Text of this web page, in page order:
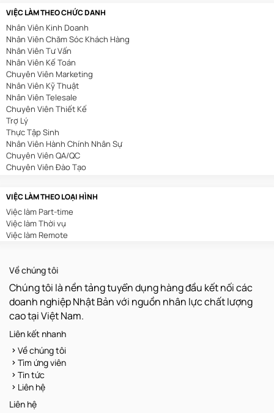
Bất Động Sản
Nhà Hàng/Khách Sạn
Cơ Khí/Ô Tô/Tự Động Hóa
Spa/Làm Đẹp
Y Tế
Mỏ/Địa Chất
An Toàn Lao Động
Biên Phiên Dịch
Viễn Thông
Tài Chính/Ngân Hàng
Du Lịch
Giáo Dục/Đào Tạo
In Ấn/Chế Bản
Kế Toán/Kiểm Toán
Kiến Trúc/Nội Thất
Sản Xuất/Lắp Ráp/Chế Biến
Nông/Lâm/Ngư Nghiệp
Luật/Pháp Chế
Kho Vận
Xây Dựng
Truyền Hình/Báo Chí
Thu Mua
Quản Lý
Hoá Sinh
Vận Hành/Bảo Trì/Bảo Dưỡng
Khoa Học/Kỹ Thuật
Dược Phẩm/Mỹ Phẩm
Sáng Tạo/Nghệ Thuật
VIỆC LÀM THEO CHỨC DANH
Nhân Viên Kinh Doanh
Nhân Viên Chăm Sóc Khách Hàng
Nhân Viên Tư Vấn
Nhân Viên Kế Toán
Chuyên Viên Marketing
Nhân Viên Kỹ Thuật
Nhân Viên Telesale
Chuyên Viên Thiết Kế
Trợ Lý
Thực Tập Sinh
Nhân Viên Hành Chính Nhân Sự
Chuyên Viên QA/QC
Chuyên Viên Đào Tạo
Sales Admin
Nhân Viên Tuyển Dụng
Nhân Viên Thu Mua
Nhân Viên Lễ Tân
Nhân Viên Tư Vấn Bảo Hiểm
Trưởng Phòng Kinh Doanh
Trình Dược Viên
Nhân Viên Kho
Nhân Viên Xuất Nhập Khẩu
Nhân Viên Văn Phòng
Kế Toán Nội Bộ
Quản Lý Sản Xuất
Chuyên Viên Kế Hoạch
Giáo Viên
Nhân Viên Bảo Trì
Nhân Viên QC
Lập Trình Viên
VIỆC LÀM THEO LOẠI HÌNH
Việc làm Part-time
Việc làm Thời vụ
Việc làm Remote
Về chúng tôi
Chúng tôi là nền tảng tuyển dụng hàng đầu kết nối các
doanh nghiệp Nhật Bản với nguồn nhân lực chất lượng
cao tại Việt Nam.
Liên kết nhanh
Về chúng tôi
Tìm ứng viên
Tin tức
Liên hệ
Liên hệ